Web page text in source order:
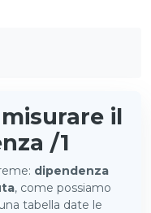
il
/1
dipendenza
, come possiamo
tabella date le